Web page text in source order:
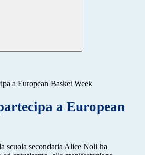
a European Basket Week
a European
scuola secondaria Alice Noli ha